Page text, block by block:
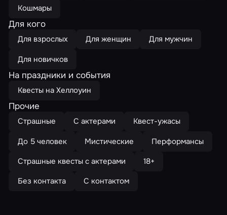
Кошмары
Для кого
Для взрослых Для женщин
Для мужчин
Для новичков
На праздники и события
Квесты на Хеллоуин
Прочие
Страшные С актерами
Квест-ужасы
До 5 человек
Мистические
Перформансы
Страшные квесты с актерами
18+
Без контакта
С контактом